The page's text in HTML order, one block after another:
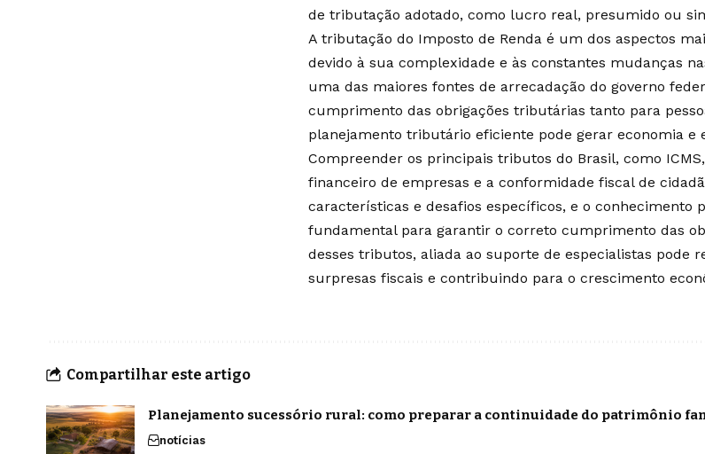
de tributação adotado, como lucro real, presumido ou
A tributação do Imposto de Renda é um dos aspectos
devido à sua complexidade e às constantes mudanças
uma das maiores fontes de arrecadação do governo
cumprimento das obrigações tributárias tanto para
planejamento tributário eficiente pode gerar economia e
Compreender os principais tributos do Brasil, como
financeiro de empresas e a conformidade fiscal de
características e desafios específicos, e o conhecimento
fundamental para garantir o correto cumprimento das
desses tributos, aliada ao suporte de especialistas pode
surpresas fiscais e contribuindo para o crescimento
Compartilhar este artigo
Planejamento sucessório rural: como preparar a continuidade do patrimônio
notícias